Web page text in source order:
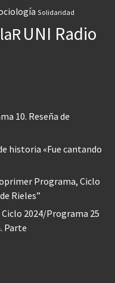
Solidaridad
UNI Radio
10. Reseña de
historia «Fue cantando
Programa, Ciclo
Rieles”
Ciclo 2024/Programa 25
Parte